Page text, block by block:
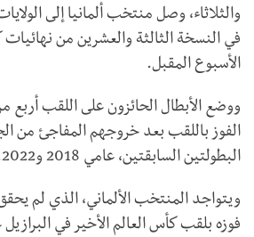
والثلاثاء، وصل منتخب ألمانيا إلى
في النسخة الثالثة والعشرين من
الأسبوع المقبل.
ووضع الأبطال الحائزون على اللقب
الفوز باللقب بعد خروجهم المفاجئ من
البطولتين السابقتين، عامي 2018 و2022.
ويتواجد المنتخب الألماني، الذي لم